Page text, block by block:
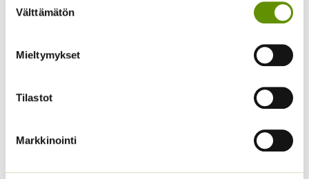
valinta
Välttämätön
Mieltymykset
Tilastot
Markkinointi
Kiinanasteri Hulk (50 s)
Kiinanasteri Benary’s
(jättiläisprinsessa) 100